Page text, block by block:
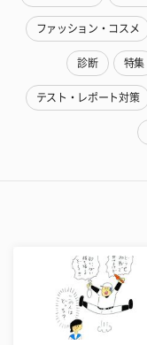
ファッション・コスメ
診断 特集
テスト・レポート対策